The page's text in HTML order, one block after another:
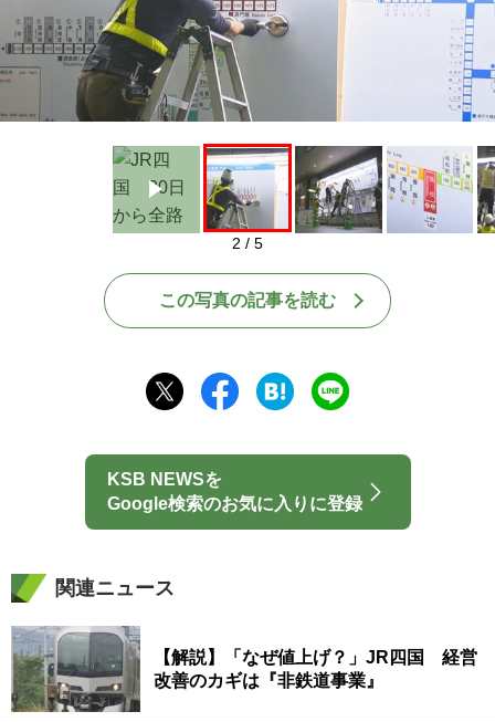
2 / 5
この写真の記事を読む
KSB NEWSを
Google検索のお気に入りに登録
関連ニュース
【解説】「なぜ値上げ？」JR四国 経営
改善のカギは『非鉄道事業』